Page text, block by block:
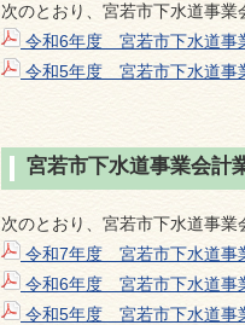
次のとおり、宮若市下水道事業
令和6年度 宮若市下水道事
令和5年度 宮若市下水道事
宮若市下水道事業会計
次のとおり、宮若市下水道事業
令和7年度 宮若市下水道事
令和6年度 宮若市下水道事
令和5年度 宮若市下水道事